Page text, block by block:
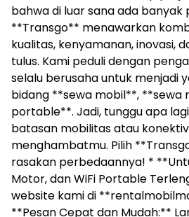
bahwa di luar sana ada banyak
**Transgo** menawarkan
kualitas, kenyamanan, inovasi,
tulus. Kami peduli dengan
selalu berusaha untuk menjadi
bidang **sewa mobil**, **sewa
portable**. Jadi, tunggu apa
batasan mobilitas atau
menghambatmu. Pilih
rasakan perbedaannya! *
Motor, dan WiFi Portable
website kami di
**Pesan Cepat dan Mudah:**